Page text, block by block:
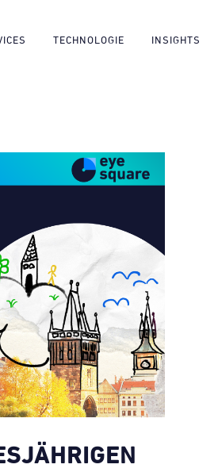
TECHNOLOGIE INSIGHTS